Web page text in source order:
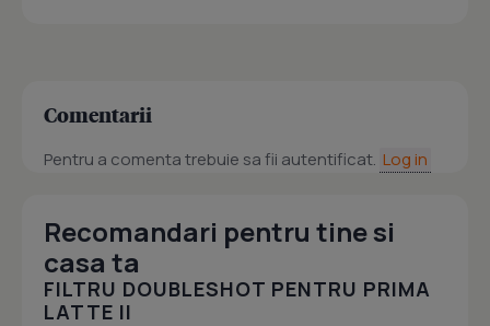
Comentarii
Pentru a comenta trebuie sa fii autentificat. Log in
Recomandari pentru tine si
casa ta
FILTRU DOUBLESHOT PENTRU PRIMA
LATTE II